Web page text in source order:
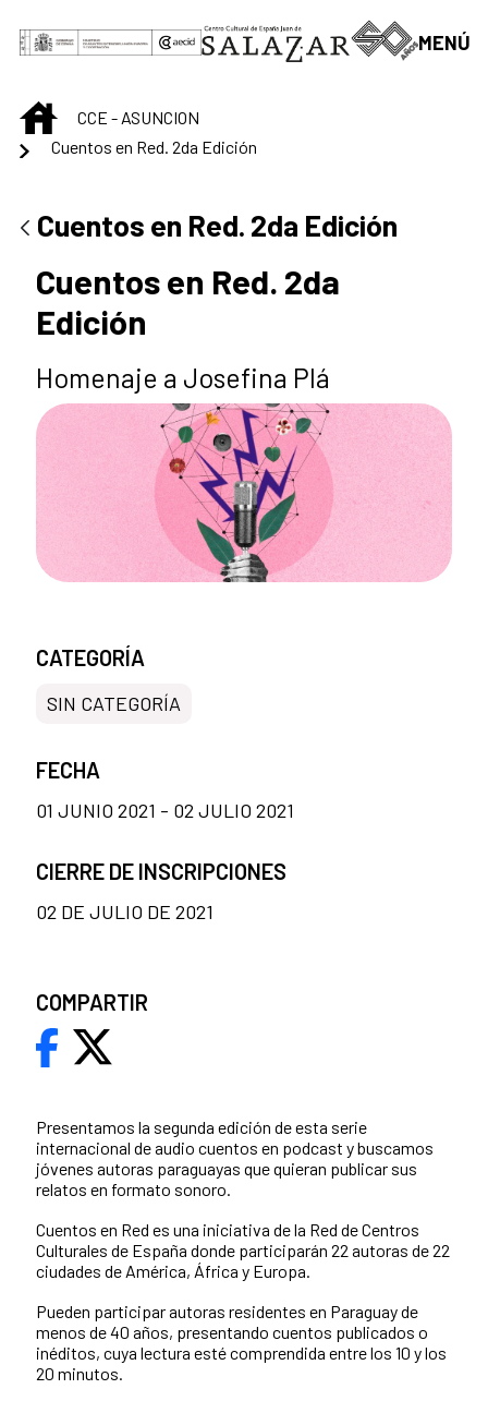
Saltar al contenido principal
MENÚ
INICIOCCE - ASUNCION
Cuentos en Red. 2da Edición
Cuentos en Red. 2da Edición
Cuentos en Red. 2da
Edición
Homenaje a Josefina Plá
Presentamos la segunda edición de esta serie
internacional de audio cuentos en podcast y buscamos
jóvenes autoras paraguayas que quieran publicar sus
relatos en formato sonoro.
Cuentos en Red es una iniciativa de la Red de Centros
Culturales de España donde participarán 22 autoras de 22
ciudades de América, África y Europa.
Pueden participar autoras residentes en Paraguay de
menos de 40 años, presentando cuentos publicados o
inéditos, cuya lectura esté comprendida entre los 10 y los
20 minutos.
CATEGORÍA
SIN CATEGORÍA
FECHA
01 JUNIO 2021 - 02 JULIO 2021
CIERRE DE INSCRIPCIONES
02 DE JULIO DE 2021
COMPARTIR